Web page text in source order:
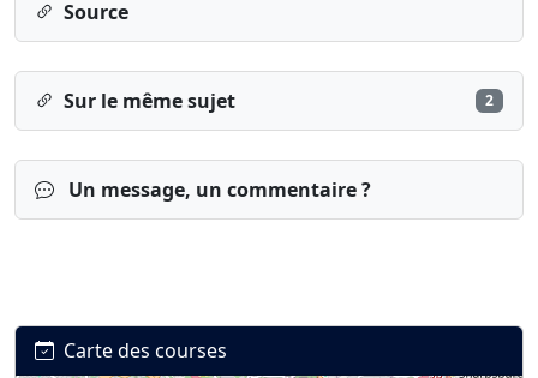
Source
Sur le même sujet 2
Un message, un commentaire ?
Carte des courses